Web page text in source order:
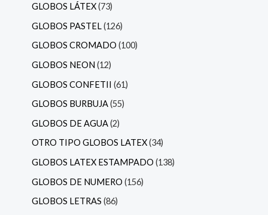
GLOBOS LÁTEX 73
GLOBOS PASTEL 126
GLOBOS CROMADO 100
GLOBOS NEON 12
GLOBOS CONFETII 61
GLOBOS BURBUJA 55
GLOBOS DE AGUA 2
OTRO TIPO GLOBOS LATEX 34
GLOBOS LATEX ESTAMPADO 138
GLOBOS DE NUMERO 156
GLOBOS LETRAS 86